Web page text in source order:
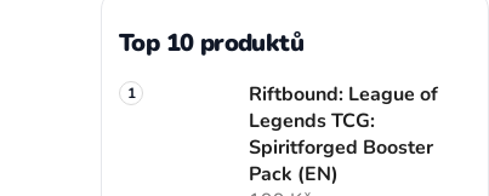
Top 10 produktů
Riftbound: League of
Legends TCG:
Spiritforged Booster
Pack (EN)